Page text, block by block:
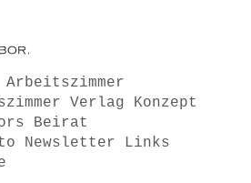
Arbeitszimmer
Verlag
Konzept
Beirat
Newsletter
Links